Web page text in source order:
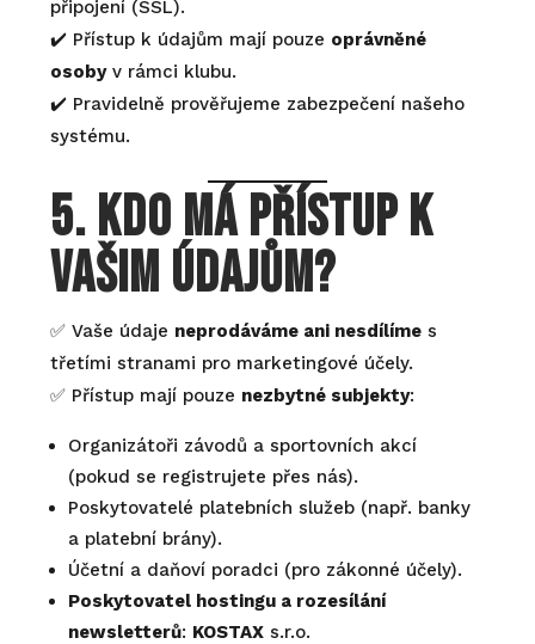
připojení (SSL).
✔️ Přístup k údajům mají pouze oprávněné
osobyv rámci klubu.
✔️ Pravidelně prověřujeme zabezpečení našeho
systému.
5. Kdo má přístup k
vašim údajům?
✅ Vaše údaje neprodáváme ani nesdílíme s
třetími stranami pro marketingové účely.
✅ Přístup mají pouze nezbytné subjekty:
Organizátoři závodů a sportovních akcí
(pokud se registrujete přes nás).
Poskytovatelé platebních služeb (např. banky
a platební brány).
Účetní a daňoví poradci (pro zákonné účely).
Poskytovatel hostingu a rozesílání
newsletterů: KOSTAX s.r.o.